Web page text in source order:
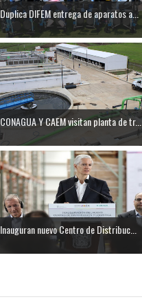
Duplica DIFEM entrega de aparatos a...
CONAGUA Y CAEM visitan planta de tr...
Inauguran nuevo Centro de Distribuc...